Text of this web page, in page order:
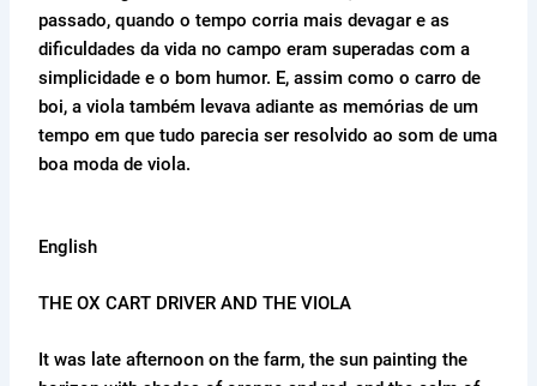
passado, quando o tempo corria mais devagar e as
dificuldades da vida no campo eram superadas com a
simplicidade e o bom humor. E, assim como o carro de
boi, a viola também levava adiante as memórias de um
tempo em que tudo parecia ser resolvido ao som de uma
boa moda de viola.
English
THE OX CART DRIVER AND THE VIOLA
It was late afternoon on the farm, the sun painting the